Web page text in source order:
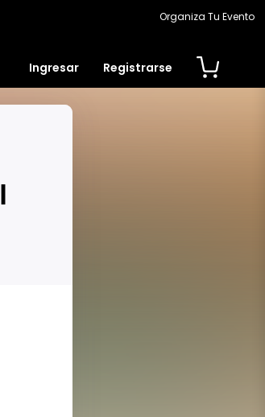
Organiza Tu Evento
Ingresar Registrarse